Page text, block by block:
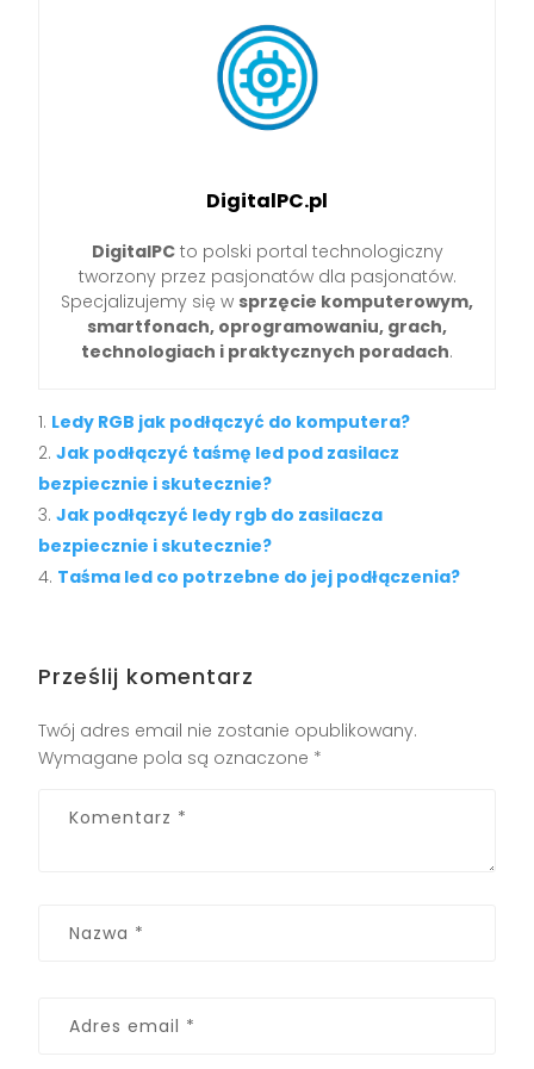
DigitalPC.pl
DigitalPCto polski portal technologiczny
tworzony przez pasjonatów dla pasjonatów.
Specjalizujemy się w sprzęcie komputerowym,
smartfonach, oprogramowaniu, grach,
technologiach i praktycznych poradach.
Ledy RGB jak podłączyć do komputera?
Jak podłączyć taśmę led pod zasilacz
bezpiecznie i skutecznie?
Jak podłączyć ledy rgb do zasilacza
bezpiecznie i skutecznie?
Taśma led co potrzebne do jej podłączenia?
Prześlij komentarz
Twój adres email nie zostanie opublikowany.
Wymagane pola są oznaczone *